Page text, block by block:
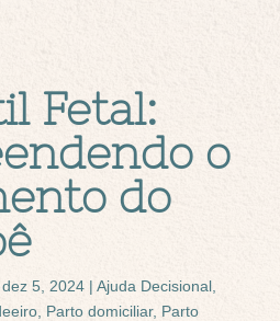
Fetal:
o
do
dez 5, 2024| Ajuda Decisional,
, Parto domiciliar, Parto